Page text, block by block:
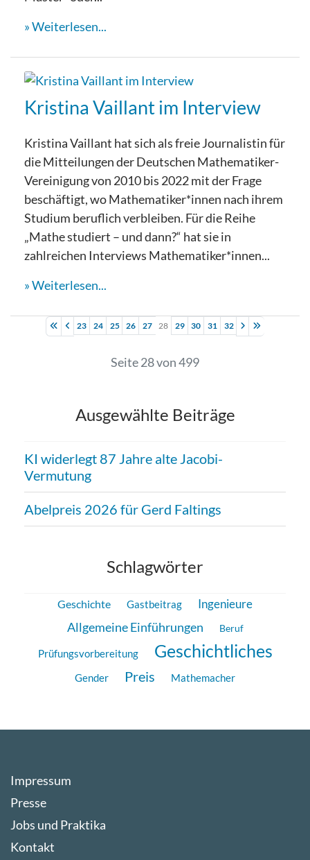
Weiterlesen...
Kristina Vaillant im Interview
Kristina Vaillant hat sich als freie Journalistin für
die Mitteilungen der Deutschen Mathematiker-
Vereinigung von 2010 bis 2022 mit der Frage
beschäftigt, wo Mathematiker*innen nach ihrem
Studium beruflich verbleiben. Für die Reihe
„Mathe studiert – und dann?“ hat sie in
zahlreichen Interviews Mathematiker*innen...
Weiterlesen...
23 24 25 26 27 28 29 30 31 32
Seite 28 von 499
Ausgewählte Beiträge
KI widerlegt 87 Jahre alte Jacobi-
Vermutung
Abelpreis 2026 für Gerd Faltings
Schlagwörter
Geschichte Gastbeitrag Ingenieure
Allgemeine Einführungen Beruf
Prüfungsvorbereitung Geschichtliches
Gender Preis Mathemacher
Impressum
Presse
Jobs und Praktika
Kontakt